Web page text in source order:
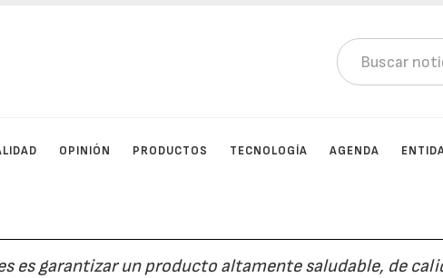
OPINIÓN PRODUCTOS TECNOLOGÍA AGENDA
es garantizar un producto altamente saludable, de